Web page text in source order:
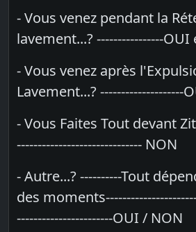
- Vous venez pendant la
lavement...? ----------------OUI
- Vous venez après
Lavement...? --------------------
- Vous Faites Tout devant
------------------------------ NON
- Autre...? ----------Tout
des
-----------------------OUI / NON